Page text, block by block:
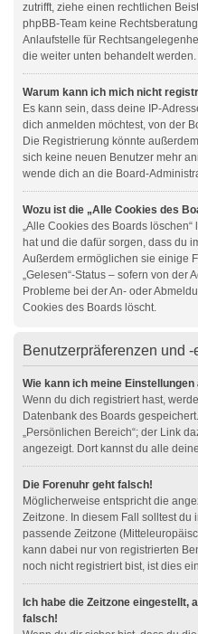
zutrifft, ziehe einen rechtlichen
phpBB-Team keine
Anlaufstelle für
die weiter unten behandelt werden.
Warum kann ich mich nicht
Es kann sein, dass deine IP-
dich anmelden möchtest, von der
Die Registrierung könnte
sich keine neuen Benutzer mehr
wende dich an die Board-
Wozu ist die „Alle Cookies des
„Alle Cookies des Boards
hat und die dafür sorgen, dass du
Außerdem ermöglichen sie einige
„Gelesen“-Status – sofern von der
Probleme bei der An- oder
Cookies des Boards löscht.
Benutzerpräferenzen und
Wie kann ich meine Einstellungen
Wenn du dich registriert hast,
Datenbank des Boards
„Persönlichen Bereich“; der Link
angezeigt. Dort kannst du alle
Die Forenuhr geht falsch!
Möglicherweise entspricht die
Zeitzone. In diesem Fall solltest du
passende Zeitzone
kann dabei nur von registrierten
noch nicht registriert bist, ist dies
Ich habe die Zeitzone eingestellt,
falsch!